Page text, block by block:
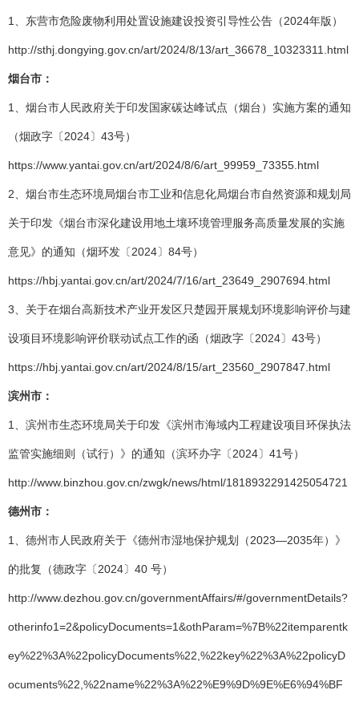
1、东营市危险废物利用处置设施建设投资引导性公告（2024年版）
http://sthj.dongying.gov.cn/art/2024/8/13/art_36678_10323311.html
烟台市：
1、烟台市人民政府关于印发国家碳达峰试点（烟台）实施方案的通知
（烟政字〔2024〕43号）
https://www.yantai.gov.cn/art/2024/8/6/art_99959_73355.html
2、烟台市生态环境局烟台市工业和信息化局烟台市自然资源和规划局
关于印发《烟台市深化建设用地土壤环境管理服务高质量发展的实施
意见》的通知（烟环发〔2024〕84号）
https://hbj.yantai.gov.cn/art/2024/7/16/art_23649_2907694.html
3、关于在烟台高新技术产业开发区只楚园开展规划环境影响评价与建
设项目环境影响评价联动试点工作的函（烟政字〔2024〕43号）
https://hbj.yantai.gov.cn/art/2024/8/15/art_23560_2907847.html
滨州市：
1、滨州市生态环境局关于印发《滨州市海域内工程建设项目环保执法
监管实施细则（试行）》的通知（滨环办字〔2024〕41号）
http://www.binzhou.gov.cn/zwgk/news/html/1818932291425054721
德州市：
1、德州市人民政府关于《德州市湿地保护规划（2023—2035年）》
的批复（德政字〔2024〕40 号）
http://www.dezhou.gov.cn/governmentAffairs/#/governmentDetails?
otherinfo1=2&policyDocuments=1&othParam=%7B%22itemparentk
ey%22%3A%22policyDocuments%22,%22key%22%3A%22policyD
ocuments%22,%22name%22%3A%22%E9%9D%9E%E6%94%BF